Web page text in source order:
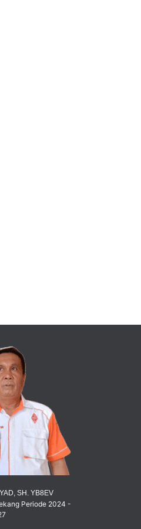
SH. YB8EV
Periode 2024 -